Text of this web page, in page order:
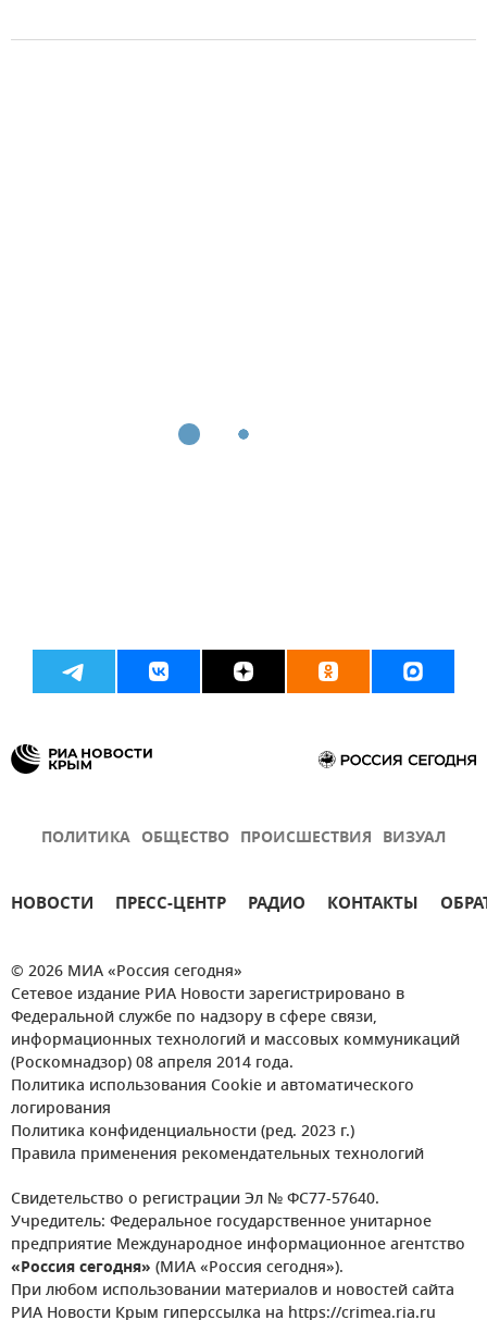
ПОЛИТИКА ОБЩЕСТВО ПРОИСШЕСТВИЯ ВИЗУАЛ
НОВОСТИ ПРЕСС-ЦЕНТР РАДИО КОНТАКТЫ
© 2026 МИА «Россия сегодня»
Сетевое издание РИА Новости зарегистрировано в
Федеральной службе по надзору в сфере связи,
информационных технологий и массовых коммуникаций
(Роскомнадзор) 08 апреля 2014 года.
Политика использования Cookie и автоматического
логирования
Политика конфиденциальности (ред. 2023 г.)
Правила применения рекомендательных технологий
Свидетельство о регистрации Эл № ФС77-57640.
Учредитель: Федеральное государственное унитарное
предприятие Международное информационное агентство
«Россия сегодня» (МИА «Россия сегодня»).
При любом использовании материалов и новостей сайта
РИА Новости Крым гиперссылка на https://crimea.ria.ru